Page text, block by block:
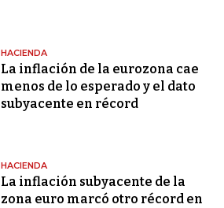
HACIENDA
La inflación de la eurozona cae
menos de lo esperado y el dato
subyacente en récord
HACIENDA
La inflación subyacente de la
zona euro marcó otro récord en